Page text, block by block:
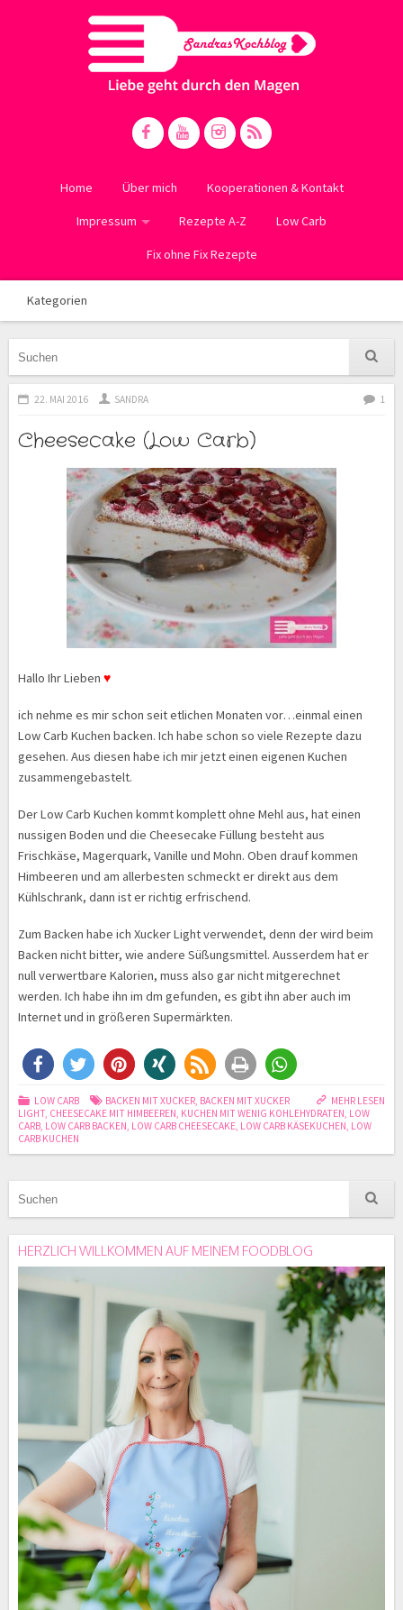
Home Über mich Kooperationen & Kontakt
Impressum Rezepte A-Z Low Carb
Fix ohne Fix Rezepte
Kategorien
22. MAI 2016 SANDRA 1
Cheesecake (Low Carb)
Hallo Ihr Lieben ♥
ich nehme es mir schon seit etlichen Monaten vor…einmal einen
Low Carb Kuchen backen. Ich habe schon so viele Rezepte dazu
gesehen. Aus diesen habe ich mir jetzt einen eigenen Kuchen
zusammengebastelt.
Der Low Carb Kuchen kommt komplett ohne Mehl aus, hat einen
nussigen Boden und die Cheesecake Füllung besteht aus
Frischkäse, Magerquark, Vanille und Mohn. Oben drauf kommen
Himbeeren und am allerbesten schmeckt er direkt aus dem
Kühlschrank, dann ist er richtig erfrischend.
Zum Backen habe ich Xucker Light verwendet, denn der wird beim
Backen nicht bitter, wie andere Süßungsmittel. Ausserdem hat er
null verwertbare Kalorien, muss also gar nicht mitgerechnet
werden. Ich habe ihn im dm gefunden, es gibt ihn aber auch im
Internet und in größeren Supermärkten.
MEHR LESEN
LOW CARB BACKEN MIT XUCKER, BACKEN MIT XUCKER
LIGHT, CHEESECAKE MIT HIMBEEREN, KUCHEN MIT WENIG KOHLEHYDRATEN, LOW
CARB, LOW CARB BACKEN, LOW CARB CHEESECAKE, LOW CARB KÄSEKUCHEN, LOW
CARB KUCHEN
HERZLICH WILLKOMMEN AUF MEINEM FOODBLOG